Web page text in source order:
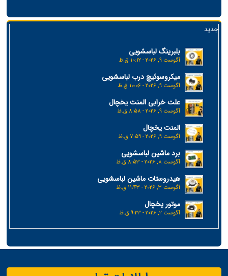
جدید
بلبرینگ لباسشویی
آگوست 9, 2026 - 10:12 ق.ظ
میکروسوئیچ درب لباسشویی
آگوست 9, 2026 - 10:06 ق.ظ
علت خرابی المنت یخچال
آگوست 9, 2026 - 8:58 ق.ظ
المنت یخچال
آگوست 9, 2026 - 7:59 ق.ظ
برد ماشین لباسشویی
آگوست 8, 2026 - 8:53 ق.ظ
هیدروستات ماشین لباسشویی
آگوست 3, 2026 - 11:43 ق.ظ
موتور یخچال
آگوست 2, 2026 - 9:23 ق.ظ